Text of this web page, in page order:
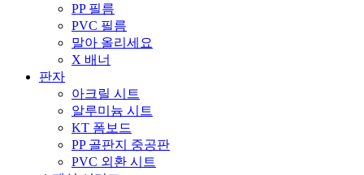
PP 필름
PVC 필름
말아 올리세요
X 배너
판자
아크릴 시트
알루미늄 시트
KT 폼보드
PP 골판지 중공판
PVC 외환 시트